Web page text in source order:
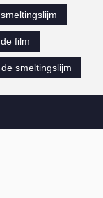
film
smeltingslijm